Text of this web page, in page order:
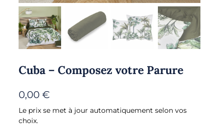
Cuba – Composez votre Parure
0,00 €
Le prix se met à jour automatiquement selon vos
choix.